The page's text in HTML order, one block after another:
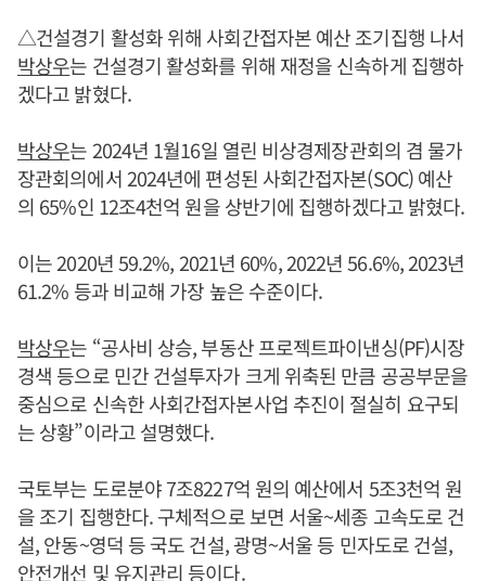
△건설경기 활성화 위해 사회간접자본 예산 조기집행 나서
박상우는 건설경기 활성화를 위해 재정을 신속하게 집행하
겠다고 밝혔다.
박상우는 2024년 1월16일 열린 비상경제장관회의 겸 물가
장관회의에서 2024년에 편성된 사회간접자본(SOC) 예산
의 65%인 12조4천억 원을 상반기에 집행하겠다고 밝혔다.
이는 2020년 59.2%, 2021년 60%, 2022년 56.6%, 2023년
61.2% 등과 비교해 가장 높은 수준이다.
박상우는 “공사비 상승, 부동산 프로젝트파이낸싱(PF)시장
경색 등으로 민간 건설투자가 크게 위축된 만큼 공공부문을
중심으로 신속한 사회간접자본사업 추진이 절실히 요구되
는 상황”이라고 설명했다.
국토부는 도로분야 7조8227억 원의 예산에서 5조3천억 원
을 조기 집행한다. 구체적으로 보면 서울~세종 고속도로 건
설, 안동~영덕 등 국도 건설, 광명~서울 등 민자도로 건설,
안전개선 및 유지관리 등이다.